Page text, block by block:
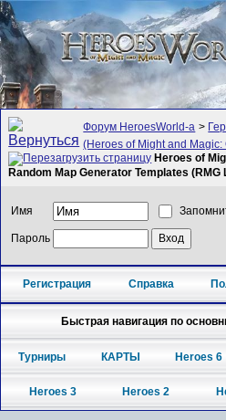
Форум HeroesWorld-а >
(Heroes of Might and Magic:
Heroes of
Random Map Generator Templates
Имя
Пароль
Регистрация Справка
Быстрая навигация по
Турниры КАРТЫ Heroes 6
Heroes 3 Heroes 2